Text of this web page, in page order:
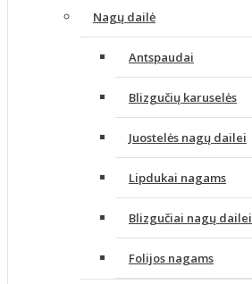
Nagų dailė
Antspaudai
Blizgučių karuselės
Juostelės nagų dailei
Lipdukai nagams
Blizgučiai nagų dailei
Folijos nagams